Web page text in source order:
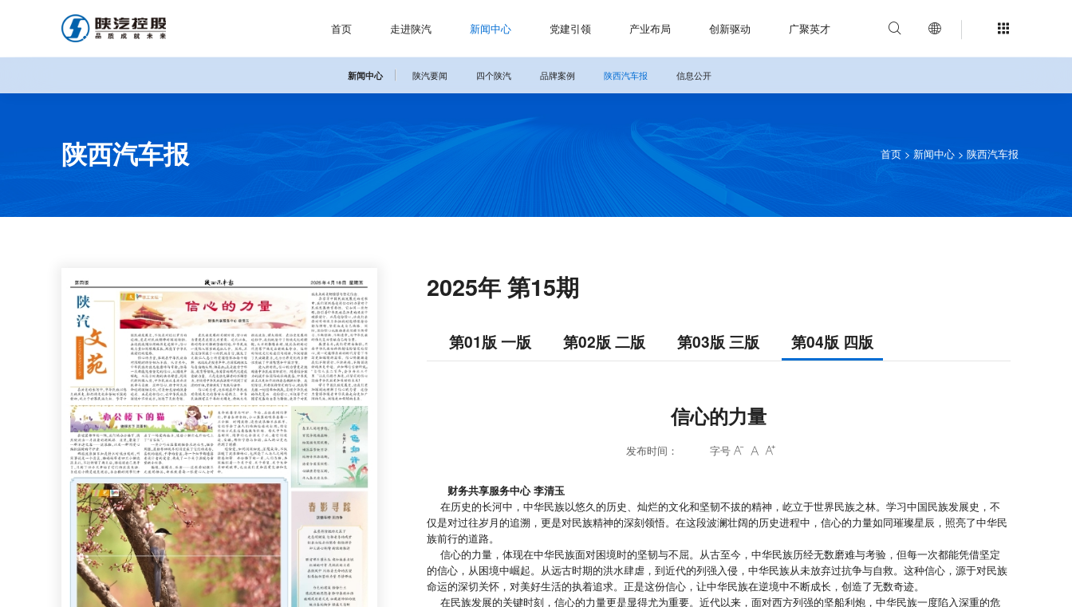
  
首页 走进陕汽 新闻中心 党建引领 产业布局 创新驱动 广聚英才
新闻中心 陕汽要闻 四个陕汽 品牌案例 陕西汽车报 信息公开
陕西汽车报 首页 > 新闻中心 > 陕西汽车报
2025年 第15期
第01版 一版 第02版 二版 第03版 三版 第04版 四版
信心的力量
发布时间： 字号   
财务共享服务中心 李清玉
在历史的长河中，中华民族以悠久的历史、灿烂的文化和坚韧不拔的精神，屹立于世界民族之林。学习中国民族发展史，不
仅是对过往岁月的追溯，更是对民族精神的深刻领悟。在这段波澜壮阔的历史进程中，信心的力量如同璀璨星辰，照亮了中华民
族前行的道路。
信心的力量，体现在中华民族面对困境时的坚韧与不屈。从古至今，中华民族历经无数磨难与考验，但每一次都能凭借坚定
的信心，从困境中崛起。从远古时期的洪水肆虐，到近代的列强入侵，中华民族从未放弃过抗争与自救。这种信心，源于对民族
命运的深切关怀，对美好生活的执着追求。正是这份信心，让中华民族在逆境中不断成长，创造了无数奇迹。
在民族发展的关键时刻，信心的力量更是显得尤为重要。近代以来，面对西方列强的坚船利炮，中华民族一度陷入深重的危